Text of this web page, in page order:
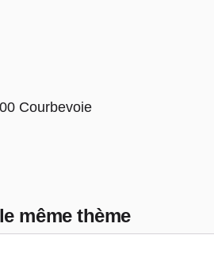
Courbevoie
même thème